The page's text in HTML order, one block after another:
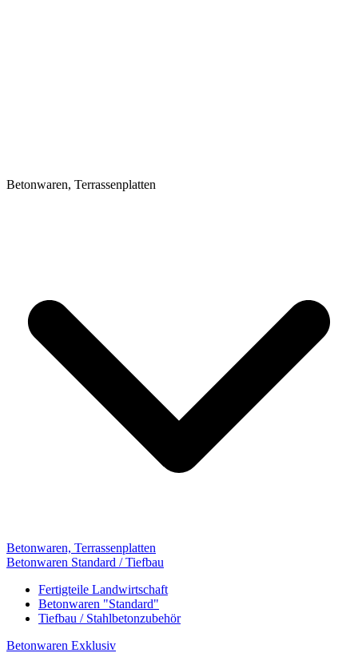
Betonwaren, Terrassenplatten
Betonwaren, Terrassenplatten
Betonwaren Standard / Tiefbau
Fertigteile Landwirtschaft
Betonwaren "Standard"
Tiefbau / Stahlbetonzubehör
Betonwaren Exklusiv